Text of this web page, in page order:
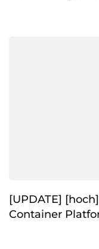
[UPDATE]
Container